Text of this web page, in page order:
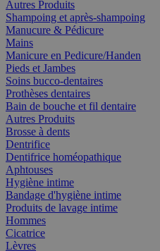
Autres Produits
Shampoing et après-shampoing
Manucure & Pédicure
Mains
Manicure en Pedicure/Handen
Pieds et Jambes
Soins bucco-dentaires
Prothèses dentaires
Bain de bouche et fil dentaire
Autres Produits
Brosse à dents
Dentrifice
Dentifrice homéopathique
Aphtouses
Hygiène intime
Bandage d'hygiène intime
Produits de lavage intime
Hommes
Cicatrice
Lèvres